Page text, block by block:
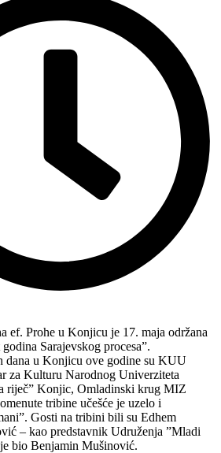
ef. Prohe u Konjicu je 17. maja održana
Sarajevskog procesa”.
dana u Konjicu ove godine su KUU
za Kulturu Narodnog Univerziteta
riječ” Konjic, Omladinski krug MIZ
tribine učešće je uzelo i
Gosti na tribini bili su Edhem
– kao predstavnik Udruženja ”Mladi
bio Benjamin Mušinović.